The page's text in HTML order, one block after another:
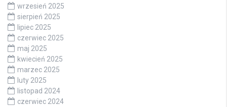
wrzesień 2025
sierpień 2025
lipiec 2025
czerwiec 2025
maj 2025
kwiecień 2025
marzec 2025
luty 2025
listopad 2024
czerwiec 2024